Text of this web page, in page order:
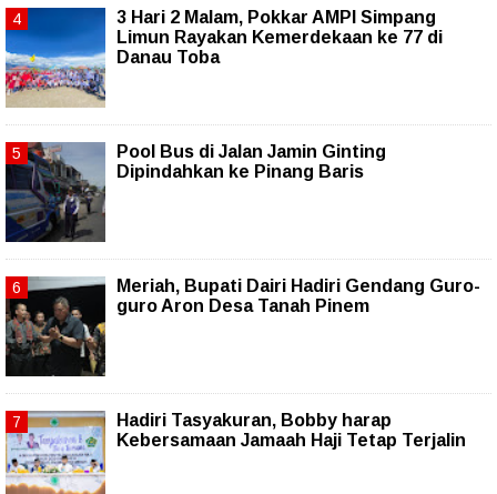
3 Hari 2 Malam, Pokkar AMPI Simpang
Limun Rayakan Kemerdekaan ke 77 di
Danau Toba
Pool Bus di Jalan Jamin Ginting
Dipindahkan ke Pinang Baris
Meriah, Bupati Dairi Hadiri Gendang Guro-
guro Aron Desa Tanah Pinem
Hadiri Tasyakuran, Bobby harap
Kebersamaan Jamaah Haji Tetap Terjalin